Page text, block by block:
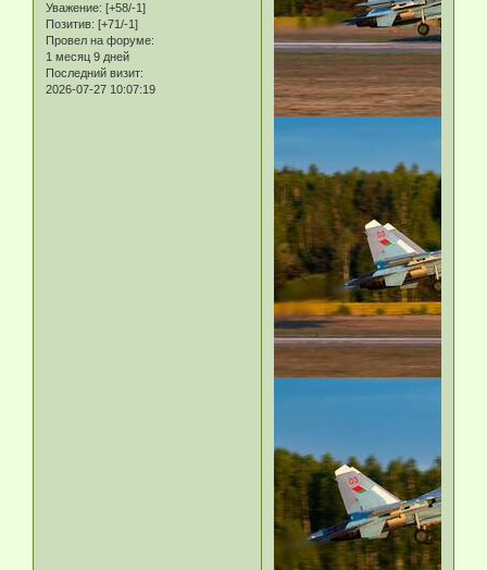
Уважение: [+58/-1]
Позитив: [+71/-1]
Провел на форуме:
1 месяц 9 дней
Последний визит:
2026-07-27 10:07:19